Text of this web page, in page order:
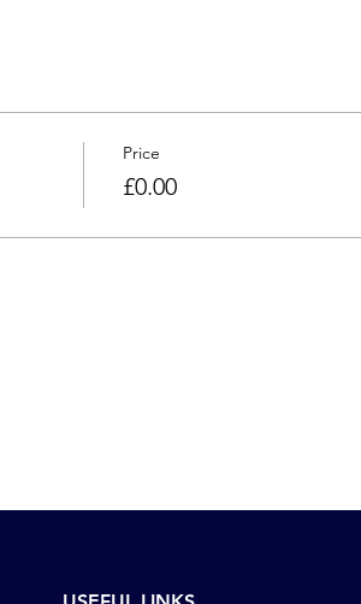
Price
£0.00